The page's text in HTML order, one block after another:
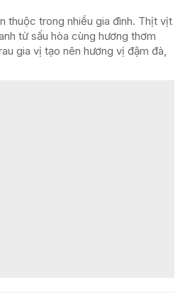
thuộc trong nhiều gia đình. Thịt vịt
từ sấu hòa cùng hương thơm
gia vị tạo nên hương vị đậm đà,